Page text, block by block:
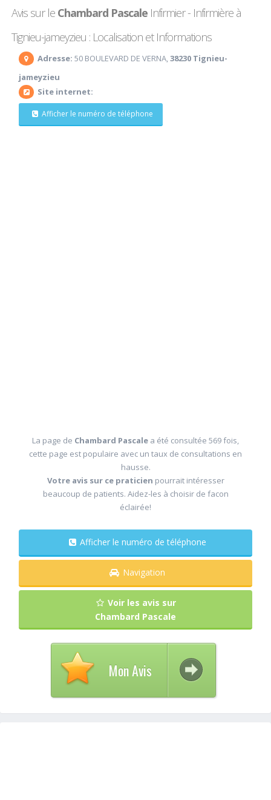
Avis sur le Chambard Pascale Infirmier - Infirmière à
Tignieu-jameyzieu : Localisation et Informations
Adresse: 50 BOULEVARD DE VERNA,38230 Tignieu-
jameyzieu
Site internet:
Afficher le numéro de téléphone
La page de Chambard Pascale a été consultée 569 fois,
cette page est populaire avec un taux de consultations en
hausse.
Votre avis sur ce praticien pourrait intéresser
beaucoup de patients. Aidez-les à choisir de facon
éclairée!
Afficher le numéro de téléphone
Navigation
Voir les avis sur
Chambard Pascale
Mon Avis